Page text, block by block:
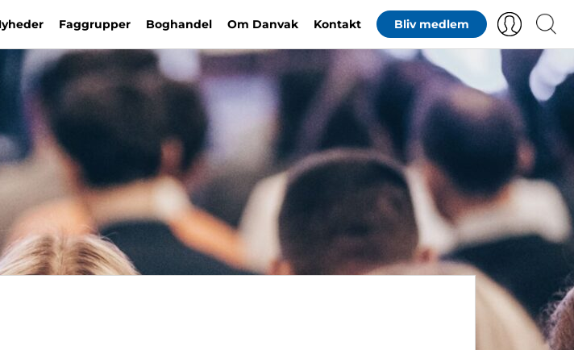
Faggrupper Boghandel Om Danvak Kontakt Bliv medlem